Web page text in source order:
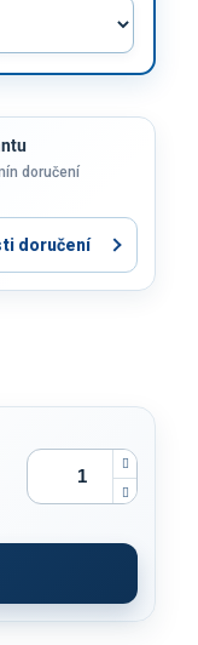
doručení
doručení